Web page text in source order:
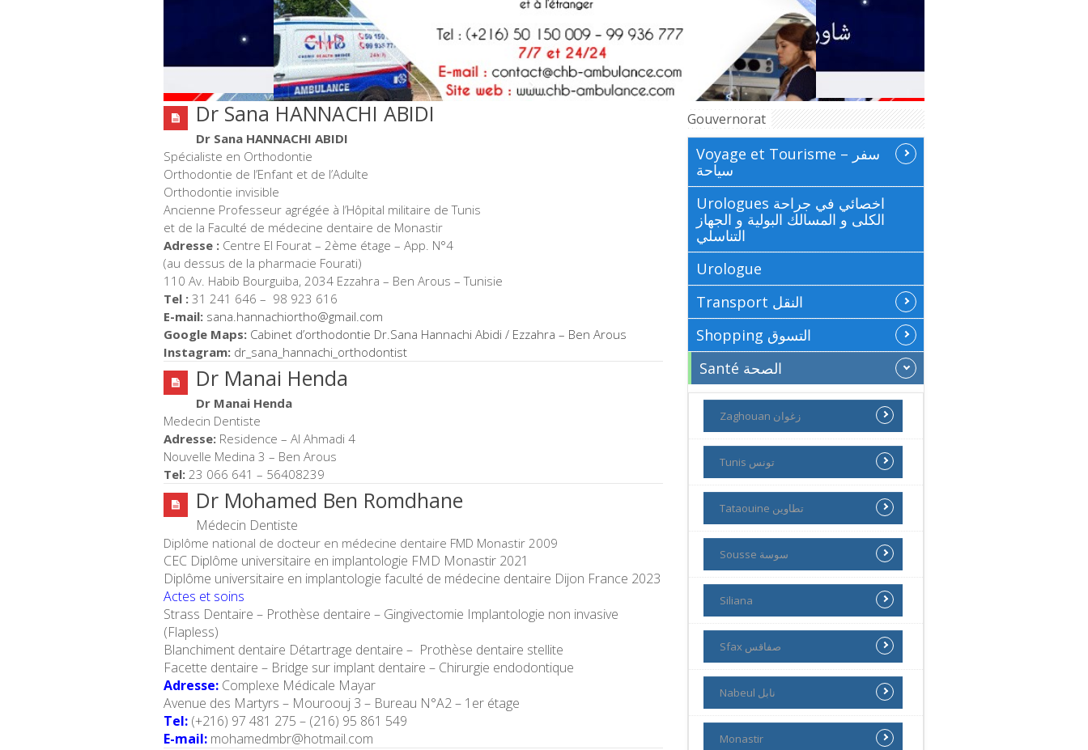
Dr Sana HANNACHI ABIDI
Dr Sana HANNACHI ABIDI
Spécialiste en Orthodontie
Orthodontie de l’Enfant et de l’Adulte
Orthodontie invisible
Ancienne Professeur agrégée à l’Hôpital militaire de Tunis
et de la Faculté de médecine dentaire de Monastir
Adresse : Centre El Fourat – 2ème étage – App. N°4
(au dessus de la pharmacie Fourati)
110 Av. Habib Bourguiba, 2034 Ezzahra – Ben Arous – Tunisie
Tel : 31 241 646 – 98 923 616
E-mail: sana.hannachiortho@gmail.com
Google Maps: Cabinet d’orthodontie Dr.Sana Hannachi Abidi / Ezzahra – Ben Arous
Instagram: dr_sana_hannachi_ orthodontist
Dr Manai Henda
Dr Manai Henda
Medecin Dentiste
Adresse: Residence – Al Ahmadi 4
Nouvelle Medina 3 – Ben Arous
Tel: 23 066 641 – 56408239
Dr Mohamed Ben Romdhane
Médecin Dentiste
Diplôme national de docteur en médecine dentaire FMD Monastir 2009
CEC Diplôme universitaire en implantologie FMD Monastir 2021
Diplôme universitaire en implantologie faculté de médecine dentaire Dijon France 2023
Actes et soins
Strass Dentaire – Prothèse dentaire – Gingivectomie Implantologie non invasive
(Flapless)
Blanchiment dentaire Détartrage dentaire – Prothèse dentaire stellite
Facette dentaire – Bridge sur implant dentaire – Chirurgie endodontique
Adresse: Complexe Médicale Mayar
Avenue des Martyrs – Mouroouj 3 – Bureau N°A2 – 1er étage
Tel: (+216) 97 481 275 – (216) 95 861 549
E-mail: mohamedmbr@hotmail.com
Gouvernorat
Voyage et Tourisme سفر –
سياحة
Urologues اخصائي في جراحة
الكلى و المسالك البولية و الجهاز
التناسلي
Urologue
Transport النقل
Shopping التسوق
Santé الصحة
Zaghouan زغوان
Tunis تونس
Tataouine تطاوين
Sousse سوسة
Siliana
Sfax صفاقس
Nabeul نابل
Monastir